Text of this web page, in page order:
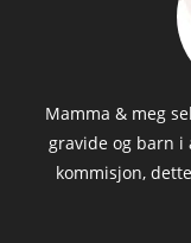
Mamma & meg
gravide og barn i
kommisjon,